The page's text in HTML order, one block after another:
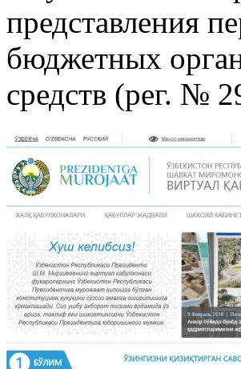
представления
бюджетных
средств (рег. №